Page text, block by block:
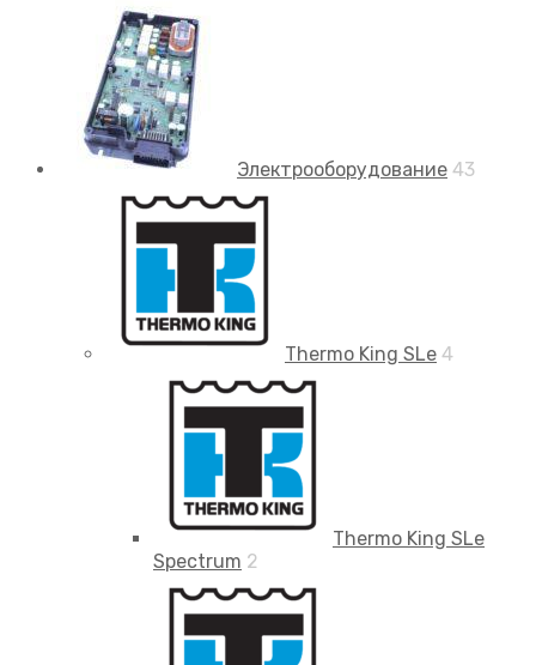
Электрооборудование 43
Thermo King SLe 4
Thermo King SLe
Spectrum 2